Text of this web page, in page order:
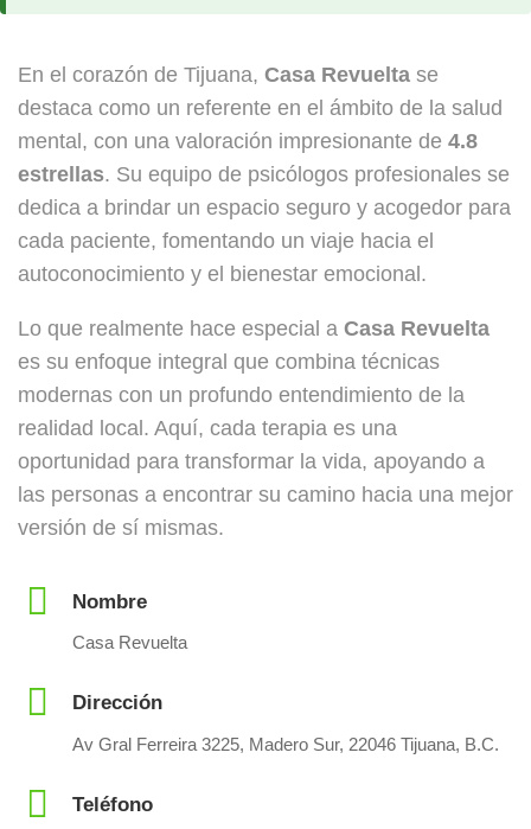
En el corazón de Tijuana, Casa Revuelta se
destaca como un referente en el ámbito de la salud
mental, con una valoración impresionante de 4.8
estrellas. Su equipo de psicólogos profesionales se
dedica a brindar un espacio seguro y acogedor para
cada paciente, fomentando un viaje hacia el
autoconocimiento y el bienestar emocional.
Lo que realmente hace especial a Casa Revuelta
es su enfoque integral que combina técnicas
modernas con un profundo entendimiento de la
realidad local. Aquí, cada terapia es una
oportunidad para transformar la vida, apoyando a
las personas a encontrar su camino hacia una mejor
versión de sí mismas.
Nombre
Casa Revuelta
Dirección
Av Gral Ferreira 3225, Madero Sur, 22046 Tijuana, B.C.
Teléfono